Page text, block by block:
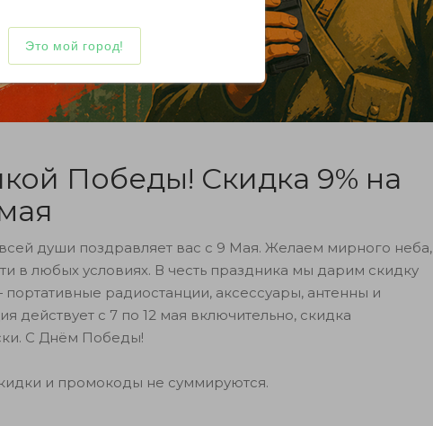
Победы! Скидка 9% на
души поздравляет вас с 9 Мая. Желаем мирного неба,
в любых условиях. В честь праздника мы дарим скидку
радиостанции, аксессуары, антенны и
действует с 7 по 12 мая включительно, скидка
С Днём Победы!
и промокоды не суммируются.